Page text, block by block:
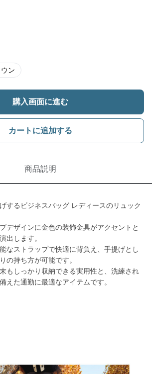
ン
購入画面に進む
カートに追加する
商品説明
するビジネスバッグ レディースのリュック
デザインに金色の装飾金具がアクセントと
出します。
なストラップで快適に背負え、手提げとし
の持ち方が可能です。
もしっかり収納できる実用性と、洗練され
えた通勤に最適なアイテムです。